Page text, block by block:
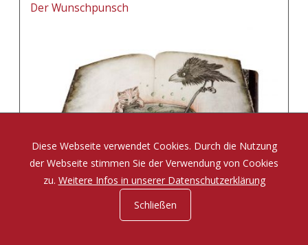
Der Wunschpunsch
Eine Zauberposse von Michael Ende
Diese Webseite verwendet Cookies. Durch die Nutzung
der Webseite stimmen Sie der Verwendung von Cookies
zu. Weitere Infos in unserer Datenschutzerklärung
Schließen